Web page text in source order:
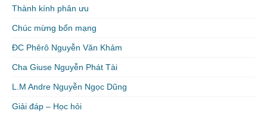
Thành kính phân ưu
Chúc mừng bổn mạng
ĐC Phêrô Nguyễn Văn Khảm
Cha Giuse Nguyễn Phát Tài
L.M Andre Nguyễn Ngọc Dũng
Giải đáp – Học hỏi